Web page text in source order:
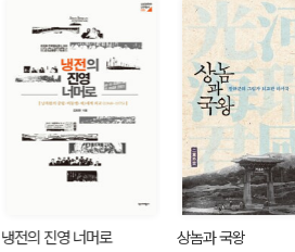
냉전의 진영 너머로 상놈과 국왕